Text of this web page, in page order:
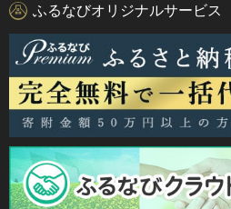
ふるなびオリジナルサービス